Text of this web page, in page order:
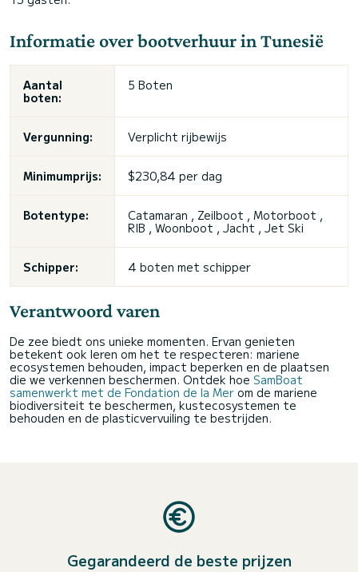
Informatie over bootverhuur in Tunesië
Aantal
boten:
5 Boten
Vergunning: Verplicht rijbewijs
Minimumprijs: $230,84 per dag
Botentype:
Catamaran , Zeilboot , Motorboot ,
RIB , Woonboot , Jacht , Jet Ski
Schipper: 4 boten met schipper
Verantwoord varen
De zee biedt ons unieke momenten. Ervan genieten
betekent ook leren om het te respecteren: mariene
ecosystemen behouden, impact beperken en de plaatsen
die we verkennen beschermen. Ontdek hoe SamBoat
samenwerkt met de Fondation de la Mer om de mariene
biodiversiteit te beschermen, kustecosystemen te
behouden en de plasticvervuiling te bestrijden.
Gegarandeerd de beste prijzen